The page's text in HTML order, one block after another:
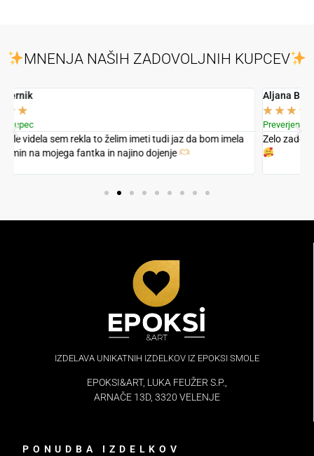
MNENJA NAŠIH ZADOVOLJNIH KUPCEV
Aljana Benčuku
★ ★
Preverjen kupec
Zelo zadovoljna z obeskom iz mleka in laskov otroka prelepo
IZDELAVA UNIKATNIH IZDELKOV IZ EPOKSI SMOLE
EPOKSI&ART, LUKA FEUŽER S.P.,
ARNAČE 13D, 3320 VELENJE
PONUDBA IZDELKOV